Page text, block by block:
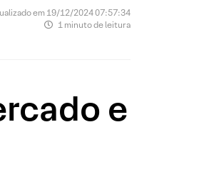
em 19/12/2024 07:57:34
1 minuto de leitura
e